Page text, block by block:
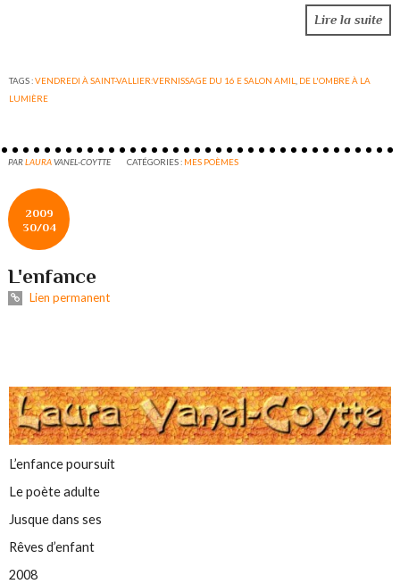
Lire la suite
TAGS :VENDREDI À SAINT-VALLIER:VERNISSAGE DU 16 E SALON AMIL
DE L'OMBRE À LA
LUMIÈRE
PARLAURAVANEL-COYTTE CATÉGORIES : MES POÈMES
2009
30/04
L'enfance
Lien permanent
L’enfance poursuit
Le poète adulte
Jusque dans ses
Rêves d’enfant
2008